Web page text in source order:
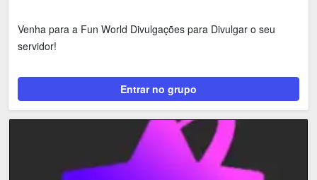
Venha para a Fun World Divulgações para Divulgar o seu
servidor!
Entrar no grupo